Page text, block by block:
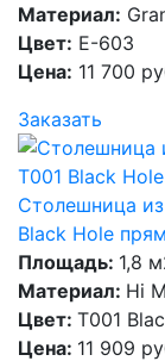
Материал:
Цвет: E-603
Цена: 11 700
Заказать
Столешница
Black Hole
Площадь: 1,8
Материал: Hi
Цвет: T001
Цена: 11 909